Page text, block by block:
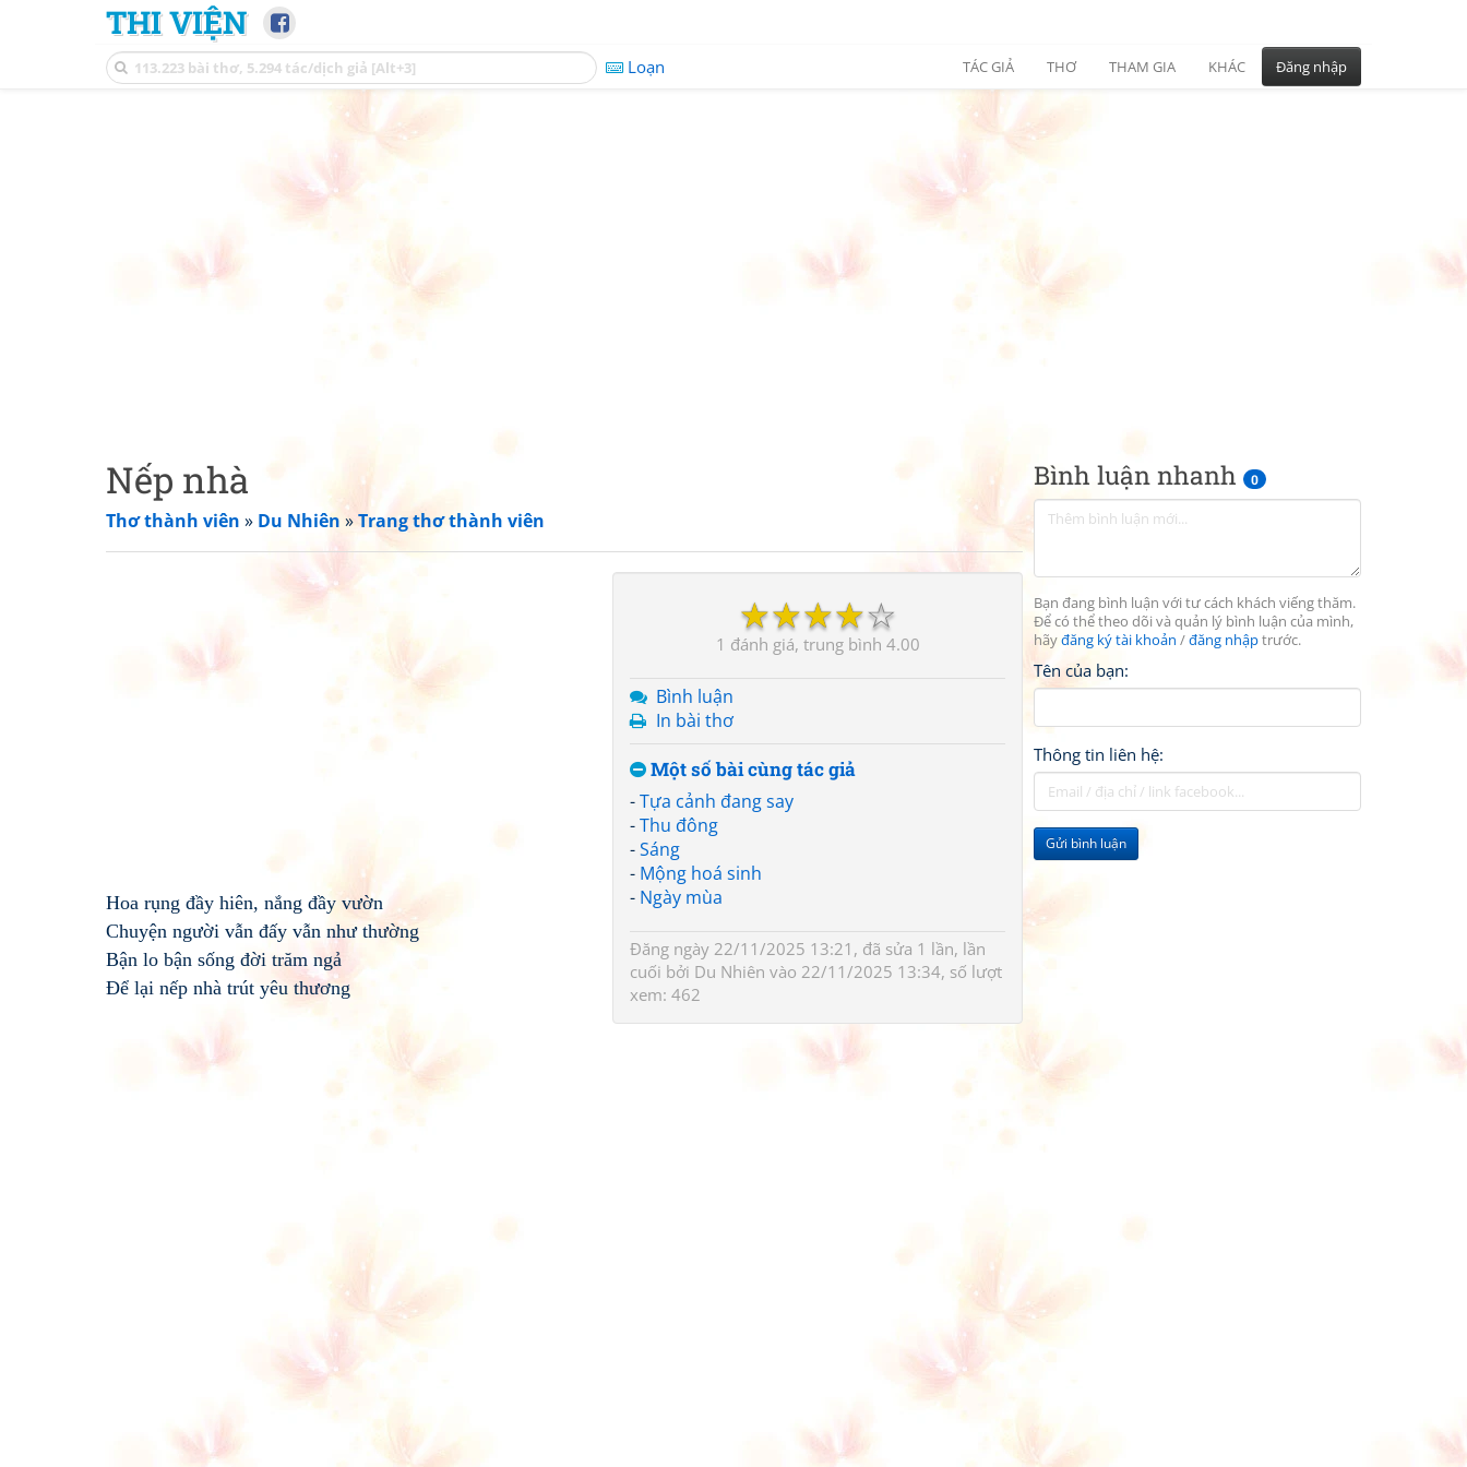
THI VIỆN
Loạn TÁC GIẢ THƠ THAM GIA KHÁC Đăng nhập
Bình luận nhanh 0
Bạn đang bình luận với tư cách khách viếng thăm.
Để có thể theo dõi và quản lý bình luận của mình,
hãyđăng ký tài khoản /đăng nhậptrước.
Tên của bạn:
Thông tin liên hệ:
Gửi bình luận
Nếp nhà
Thơ thành viên » Du Nhiên »Trang thơ thành viên
☆
☆
☆
☆
☆
1 4.00
Bình luận
In bài thơ
Một số bài cùng tác giả
-Tựa cảnh đang say
-Thu đông
-Sáng
- Mộng hoá sinh
- Ngày mùa
Đăng ngày 22/11/2025 13:21, đã sửa 1 lần, lần
cuối bởi Du Nhiên vào 22/11/2025 13:34, số lượt
xem: 462
Hoa rụng đầy hiên, nắng đầy vườn
Chuyện người vẫn đấy vẫn như thường
Bận lo bận sống đời trăm ngả
Để lại nếp nhà trút yêu thương